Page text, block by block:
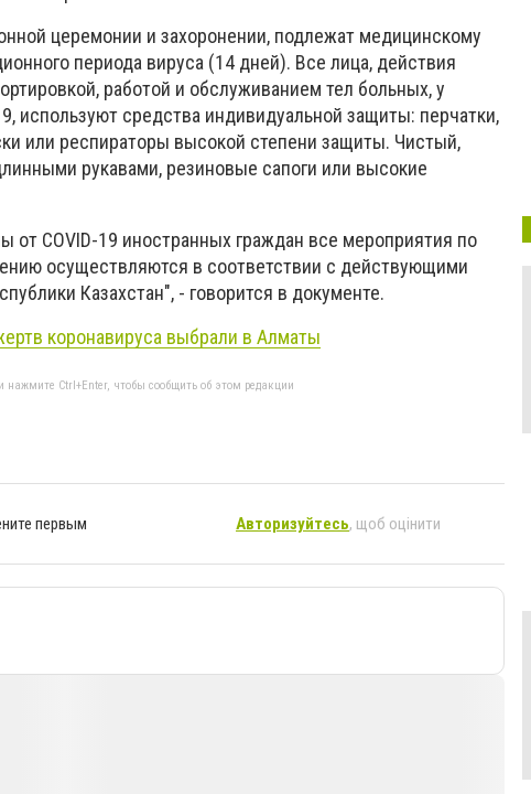
церемонии и захоронении, подлежат медицинскому
периода вируса (14 дней). Все лица, действия
работой и обслуживанием тел больных, у
используют средства индивидуальной защиты: перчатки,
или респираторы высокой степени защиты. Чистый,
рукавами, резиновые сапоги или высокие
от COVID-19 иностранных граждан все мероприятия по
осуществляются в соответствии с действующими
Казахстан", - говорится в документе.
коронавируса выбрали в Алматы
Ctrl+Enter, чтобы сообщить об этом редакции
первым Авторизуйтесь, щоб оцінити